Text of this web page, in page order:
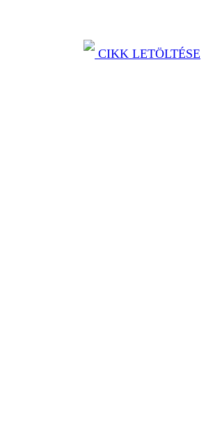
CIKK LETÖLTÉSE